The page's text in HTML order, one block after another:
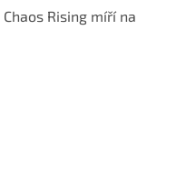
Rising míří na